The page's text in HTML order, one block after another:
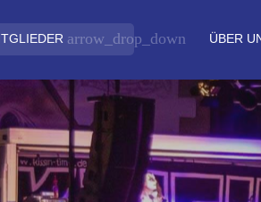
arrow_drop_down ÜBER